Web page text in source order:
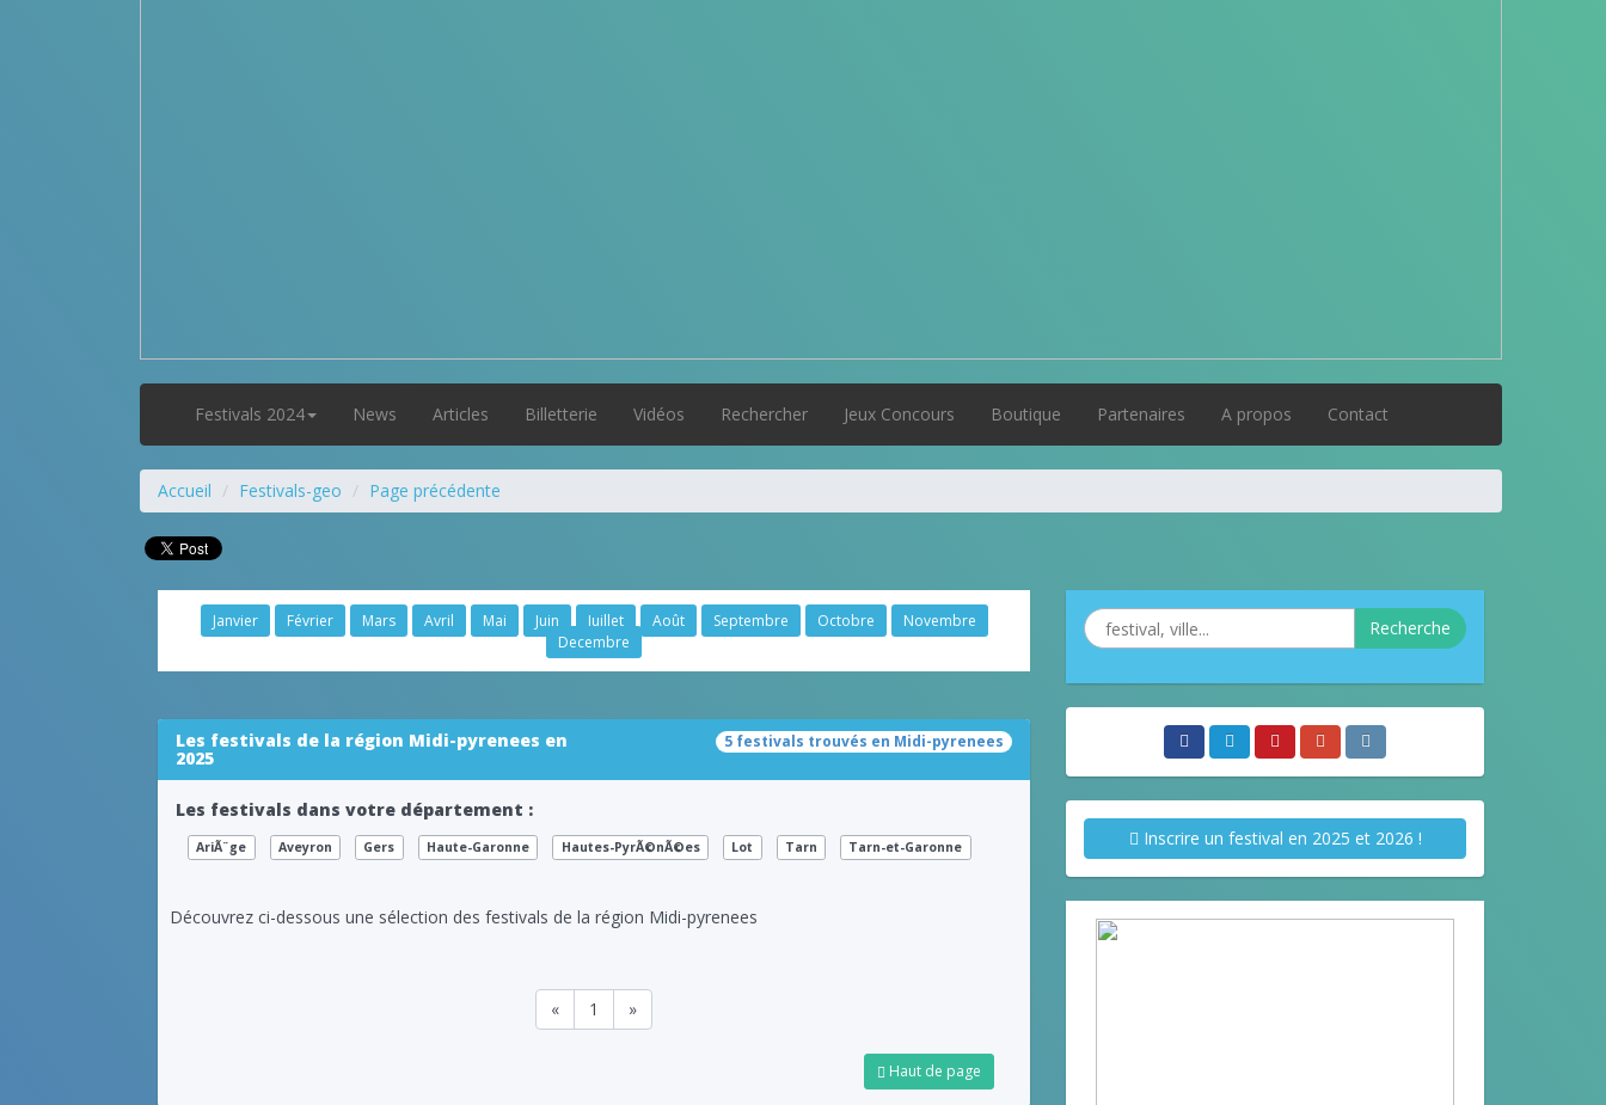
Festivals 2024 News Articles Billetterie Vidéos Rechercher Jeux Concours Boutique Partenaires A propos Contact
Accueil Festivals-geo Page précédente
Janvier Février Mars Avril Mai Juin Juillet Août Septembre Octobre
Novembre
Decembre
Les festivals de la région Midi-pyrenees en
2025
5 festivals trouvés en Midi-pyrenees
Les festivals dans votre département :
AriÃ¨ge Aveyron Gers Haute-Garonne Hautes-PyrÃ©nÃ©es Lot Tarn Tarn-et-Garonne
Découvrez ci-dessous une sélection des festivals de la région Midi-pyrenees
« 1 »
Haut de page
Recherche
Inscrire un festival en 2025 et 2026 !